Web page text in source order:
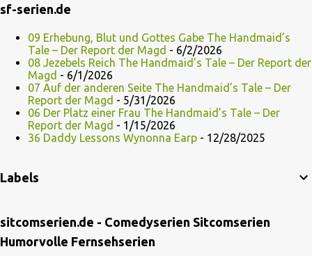
sf-serien.de
09 Erhebung, Blut und Gottes Gabe The Handmaid’s
Tale – Der Report der Magd - 6/2/2026
08 Jezebels Reich The Handmaid’s Tale – Der Report der
Magd - 6/1/2026
07 Auf der anderen Seite The Handmaid’s Tale – Der
Report der Magd - 5/31/2026
06 Der Platz einer Frau The Handmaid’s Tale – Der
Report der Magd - 1/15/2026
36 Daddy Lessons Wynonna Earp - 12/28/2025
Labels
sitcomserien.de - Comedyserien Sitcomserien
Humorvolle Fernsehserien